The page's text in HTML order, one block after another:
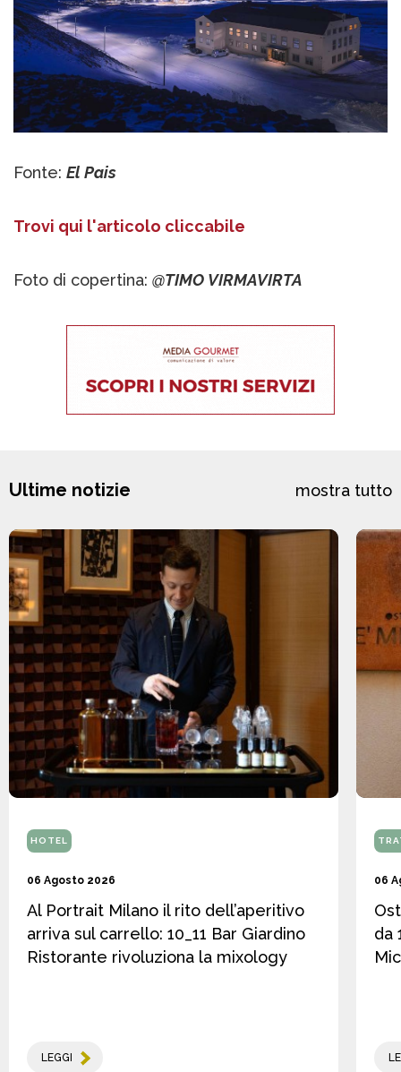
Fonte: El Pais
Trovi qui l'articolo cliccabile
Foto di copertina: @TIMO VIRMAVIRTA
Ultime notizie mostra tutto
HOTEL
06 Agosto 2026
Al Portrait Milano il rito dell’aperitivo
arriva sul carrello: 10_11 Bar Giardino
Ristorante rivoluziona la mixology
LEGGI
06
da